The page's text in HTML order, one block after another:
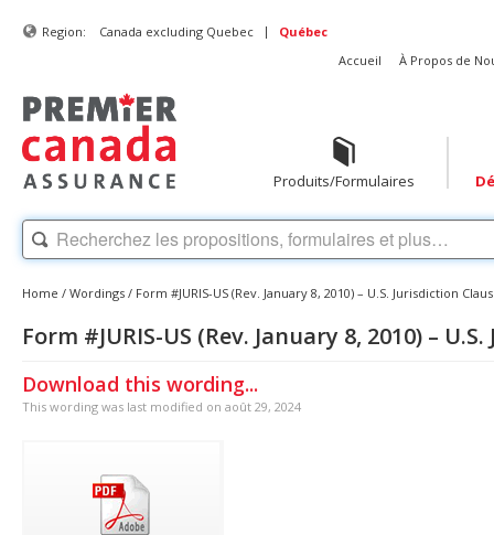
Region: Canada excluding Quebec |
Québec
Accueil
À Propos de
Produits/Formulaires
Home / Wordings / Form #JURIS-US (Rev. January 8, 2010) – U.S. Jurisdiction
Form #JURIS-US (Rev. January 8, 2010) –
Download this wording...
This wording was last modified on août 29, 2024